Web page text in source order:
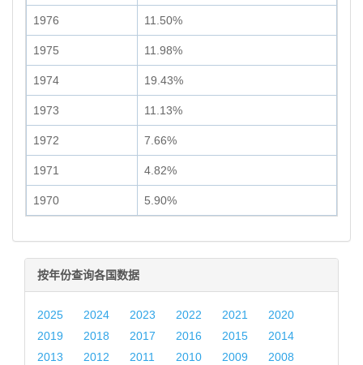
1976 11.50%
1975 11.98%
1974 19.43%
1973 11.13%
1972 7.66%
1971 4.82%
1970 5.90%
按年份查询各国数据
2025 2024 2023 2022 2021
2020
2019
2018 2017 2016 2015
2014
2013
2012 2011 2010 2009
2008